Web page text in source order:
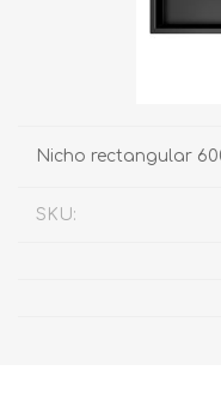
Nicho rectangular
SKU: